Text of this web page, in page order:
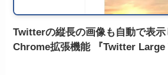
Twitterの縦長の画像も自動で表示
Chrome拡張機能 『Twitter Large